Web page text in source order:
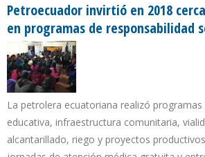
Petroecuador invirtió en 2018
en programas de responsabilidad
La petrolera ecuatoriana realizó
educativa, infraestructura comunitaria,
alcantarillado, riego y proyectos